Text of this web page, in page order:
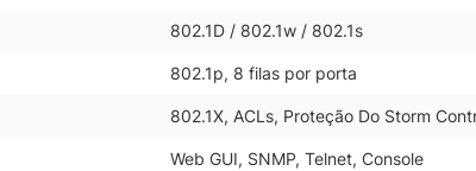
802.1D / 802.1w / 802.1s
802.1p, 8 filas por porta
802.1X, ACLs, Proteção Do Storm
Web GUI, SNMP, Telnet, Console